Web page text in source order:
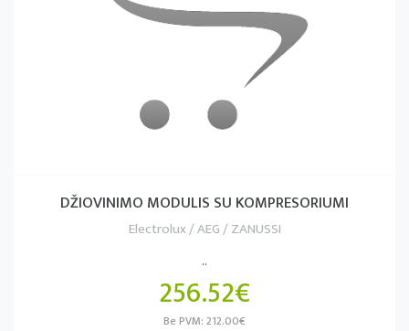
DŽIOVINIMO MODULIS SU KOMPRESORIUMI
Electrolux / AEG / ZANUSSI
..
256.52€
Be PVM: 212.00€